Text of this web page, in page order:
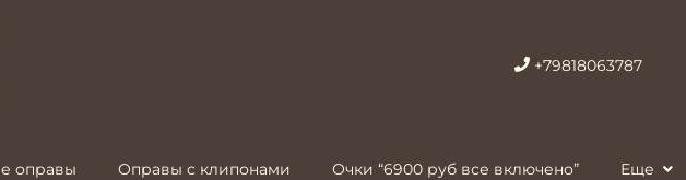
+79818063787
оправы Оправы с клипонами Очки “6900 руб все включено” Еще